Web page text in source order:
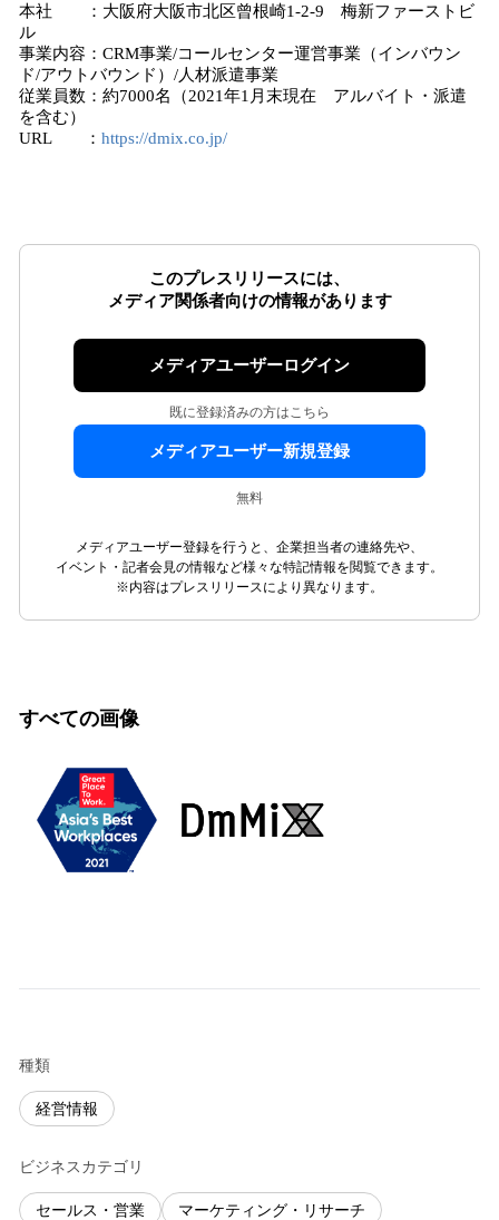
本社 ：大阪府大阪市北区曾根崎1-2-9 梅新ファーストビ
ル
事業内容：CRM事業/コールセンター運営事業（インバウン
ド/アウトバウンド）/人材派遣事業
従業員数：約7000名（2021年1月末現在 アルバイト・派遣
を含む）
URL ： https://dmix.co.jp/
このプレスリリースには、
メディア関係者向けの情報があります
メディアユーザーログイン
既に登録済みの方はこちら
メディアユーザー新規登録
無料
メディアユーザー登録を行うと、企業担当者の連絡先や、
イベント・記者会見の情報など様々な特記情報を閲覧できます。
※内容はプレスリリースにより異なります。
すべての画像
種類
経営情報
ビジネスカテゴリ
セールス・営業 マーケティング・リサーチ